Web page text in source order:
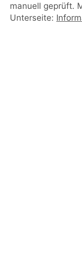
manuell geprüft.
Unterseite: